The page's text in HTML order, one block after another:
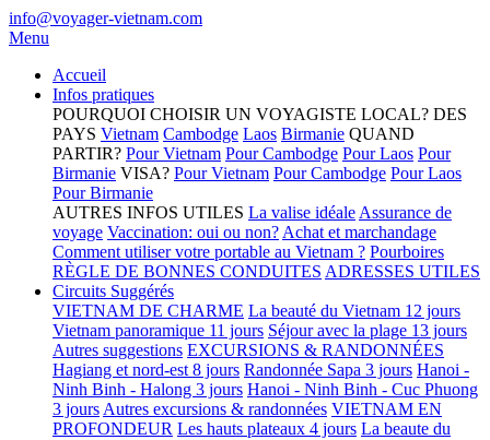
info@voyager-vietnam.com
Menu
Accueil
Infos pratiques
POURQUOI CHOISIR UN VOYAGISTE LOCAL? DES
PAYS Vietnam Cambodge Laos Birmanie QUAND
PARTIR? Pour Vietnam Pour Cambodge Pour Laos Pour
Birmanie VISA? Pour Vietnam Pour Cambodge Pour Laos
Pour Birmanie
AUTRES INFOS UTILES La valise idéale Assurance de
voyage Vaccination: oui ou non? Achat et marchandage
Comment utiliser votre portable au Vietnam ? Pourboires
RÈGLE DE BONNES CONDUITES ADRESSES UTILES
Circuits Suggérés
VIETNAM DE CHARME La beauté du Vietnam 12 jours
Vietnam panoramique 11 jours Séjour avec la plage 13 jours
Autres suggestions EXCURSIONS & RANDONNÉES
Hagiang et nord-est 8 jours Randonnée Sapa 3 jours Hanoi -
Ninh Binh - Halong 3 jours Hanoi - Ninh Binh - Cuc Phuong
3 jours Autres excursions & randonnées VIETNAM EN
PROFONDEUR Les hauts plateaux 4 jours La beaute du